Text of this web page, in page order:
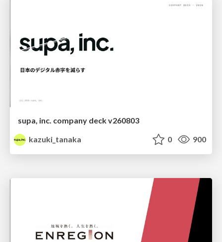
supa, inc. company deck v260803
kazuki_tanaka
0 900